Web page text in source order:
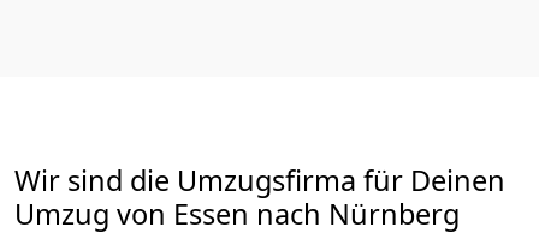
Wir sind die Umzugsfirma für Deinen
Umzug von Essen nach Nürnberg